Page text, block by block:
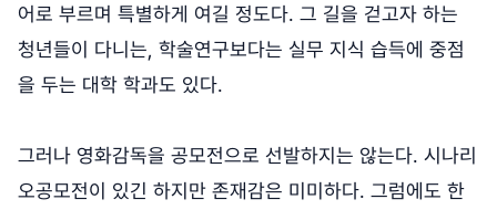
어로 부르며 특별하게 여길 정도다. 그 길을 걷고자 하는
청년들이 다니는, 학술연구보다는 실무 지식 습득에 중점
을 두는 대학 학과도 있다.
그러나 영화감독을 공모전으로 선발하지는 않는다. 시나리
오공모전이 있긴 하지만 존재감은 미미하다. 그럼에도 한